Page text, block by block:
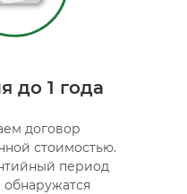
до 1 года
договор
стоимостью.
период
обнаружатся